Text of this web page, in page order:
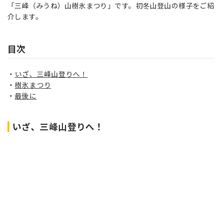
「三峰（みうね）山樹氷まつり」です。初冬山登山の様子をご紹
介します。
目次
いざ、三峰山登りへ！
樹氷まつり
最後に
いざ、三峰山登りへ！